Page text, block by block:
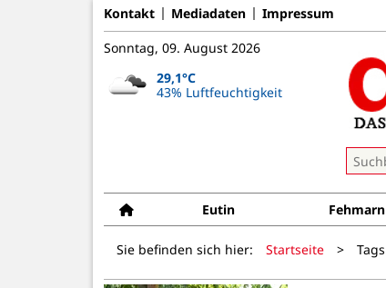
Kontakt Mediadaten Impressum
Sonntag, 09. August 2026
29,1°C
43% Luftfeuchtigkeit
Eutin Fehmarn
Sie befinden sich hier: Startseite > Tags